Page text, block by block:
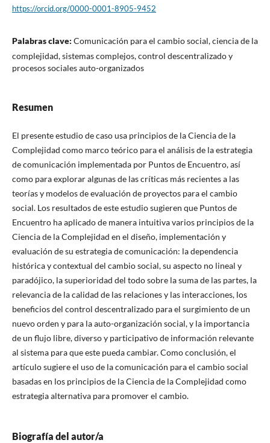
https://orcid.org/0000-0001-8905-9452
Palabras clave: Comunicación para el cambio social, ciencia de la
complejidad, sistemas complejos, control descentralizado y
procesos sociales auto-organizados
Resumen
El presente estudio de caso usa principios de la Ciencia de la
Complejidad como marco teórico para el análisis de la estrategia
de comunicación implementada por Puntos de Encuentro, así
como para explorar algunas de las críticas más recientes a las
teorías y modelos de evaluación de proyectos para el cambio
social. Los resultados de este estudio sugieren que Puntos de
Encuentro ha aplicado de manera intuitiva varios principios de la
Ciencia de la Complejidad en el diseño, implementación y
evaluación de su estrategia de comunicación: la dependencia
histórica y contextual del cambio social, su aspecto no lineal y
paradójico, la superioridad del todo sobre la suma de las partes, la
relevancia de la calidad de las relaciones y las interacciones, los
beneficios del control descentralizado para el surgimiento de un
nuevo orden y para la auto-organización social, y la importancia
de un flujo libre, diverso y participativo de información relevante
al sistema para que este pueda cambiar. Como conclusión, el
artículo sugiere el uso de la comunicación para el cambio social
basadas en los principios de la Ciencia de la Complejidad como
estrategia alternativa para promover el cambio.
Biografía del autor/a